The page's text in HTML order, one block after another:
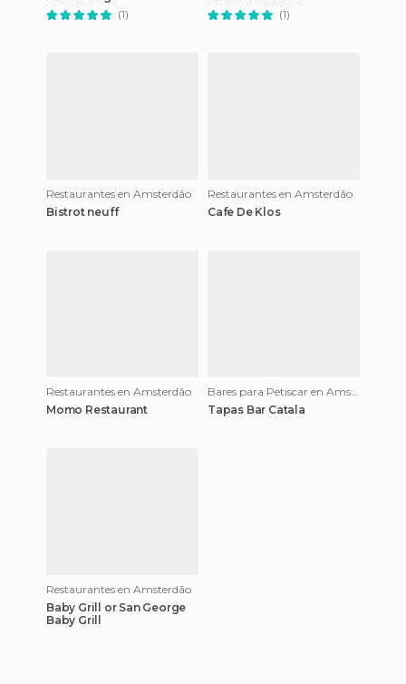
(1)
(1)
Restaurantes en Amsterdão
Bistrot neuff
Restaurantes en Amsterdão
Cafe De Klos
Restaurantes en Amsterdão
Momo Restaurant
Bares para Petiscar en Amsterdão
Tapas Bar Catala
Restaurantes en Amsterdão
Baby Grill or San George
Baby Grill